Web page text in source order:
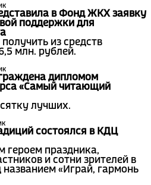
в Фонд ЖКХ заявку
поддержки для
из средств
млн. рублей.
дипломом
«Самый читающий
лучших.
состоялся в КДЦ
героем праздника,
и сотни зрителей в
«Играй, гармонь